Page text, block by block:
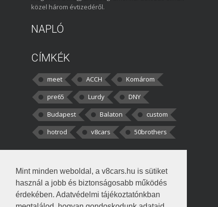
Mint minden weboldal, a v8cars.hu is sütiket
használ a jobb és biztonságosabb működés
érdekében. Adatvédelmi tájékoztatónkban
közel három évtizedéről.
NAPLÓ
CÍMKÉK
meet ACCH
Komárom
pre65
Lurdy
DNY
Budapest
Balaton
custom
hotrod
v8cars 50brothers
kortisz:Elszúrtam! Én csak két
darabbaal számoltam. Nem tudtam, hogy fél autót,